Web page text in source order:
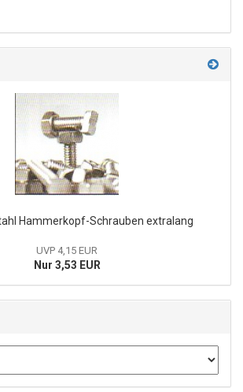
Hammerkopf-Schrauben extralang
UVP 4,15 EUR
Nur 3,53 EUR